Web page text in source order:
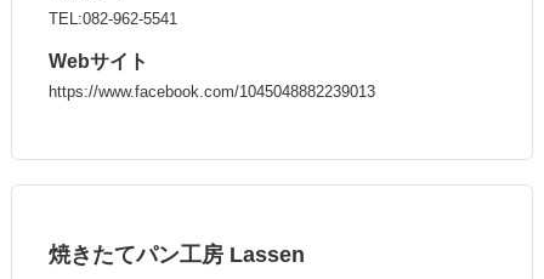
TEL:082-962-5541
Webサイト
https://www.facebook.com/1045048882239013
焼きたてパン工房 Lassen